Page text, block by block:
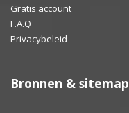
Gratis account
F.A.Q
Privacybeleid
Bronnen & sitemap